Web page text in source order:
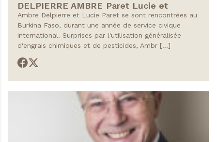
DELPIERRE AMBRE Paret Lucie et
Ambre Delpierre et Lucie Paret se sont rencontrées au
Burkina Faso, durant une année de service civique
international. Surprises par l'utilisation généralisée
d'engrais chimiques et de pesticides, Ambr […]